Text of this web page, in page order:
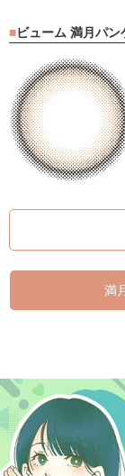
ビューム 満月パン
満